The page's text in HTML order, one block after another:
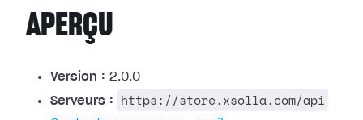
APERÇU
Version : 2.0.0
Serveurs :
https://store.xsolla.com/api